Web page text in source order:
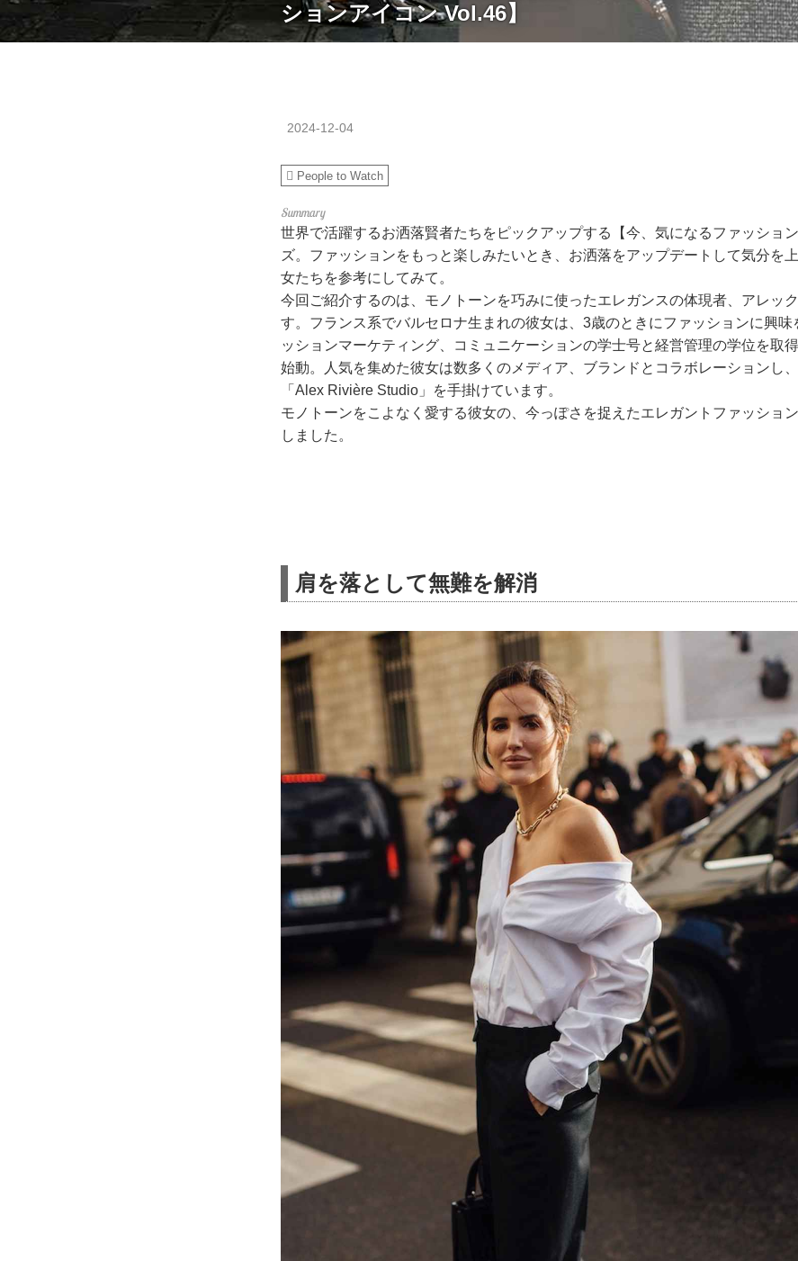
ションアイコン Vol.46】
2024-12-04
People to Watch
世界で活躍するお洒落賢者たちをピックアップする【今、気になるファッショ
ズ。ファッションをもっと楽しみたいとき、お洒落をアップデートして気分を
女たちを参考にしてみて。
今回ご紹介するのは、モノトーンを巧みに使ったエレガンスの体現者、アレッ
す。フランス系でバルセロナ生まれの彼女は、3歳のときにファッションに興味
ッションマーケティング、コミュニケーションの学士号と経営管理の学位を取
始動。人気を集めた彼女は数多くのメディア、ブランドとコラボレーションし
「Alex Rivière Studio」を手掛けています。
モノトーンをこよなく愛する彼女の、今っぽさを捉えたエレガントファッショ
しました。
肩を落として無難を解消